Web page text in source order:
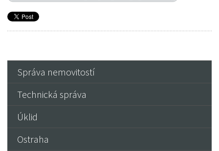
Správa nemovitostí
Technická správa
Úklid
Ostraha